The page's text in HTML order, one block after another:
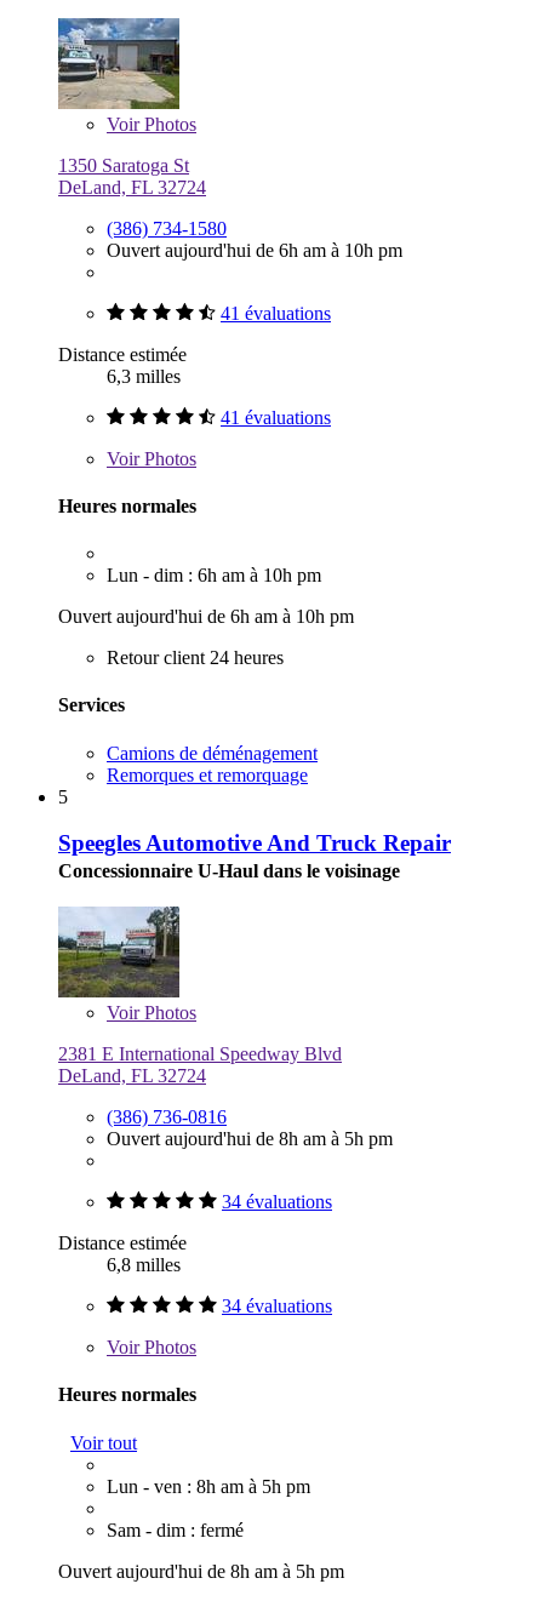
VoirPhotos
1350 Saratoga St
DeLand, FL 32724
(386) 734-1580
Ouvert aujourd'hui de 6h am à 10h pm
41 évaluations
Distance estimée
6,3 milles
41 évaluations
VoirPhotos
Heures normales
Lun - dim : 6h am à 10h pm
Ouvert aujourd'hui de 6h am à 10h pm
Retour client 24 heures
Services
Camions de déménagement
Remorques et remorquage
5
Speegles Automotive And Truck Repair
Concessionnaire U-Haul dans le voisinage
VoirPhotos
2381 E International Speedway Blvd
DeLand, FL 32724
(386) 736-0816
Ouvert aujourd'hui de 8h am à 5h pm
34 évaluations
Distance estimée
6,8 milles
34 évaluations
VoirPhotos
Heures normales
Voir tout
Lun - ven : 8h am à 5h pm
Sam - dim : fermé
Ouvert aujourd'hui de 8h am à 5h pm